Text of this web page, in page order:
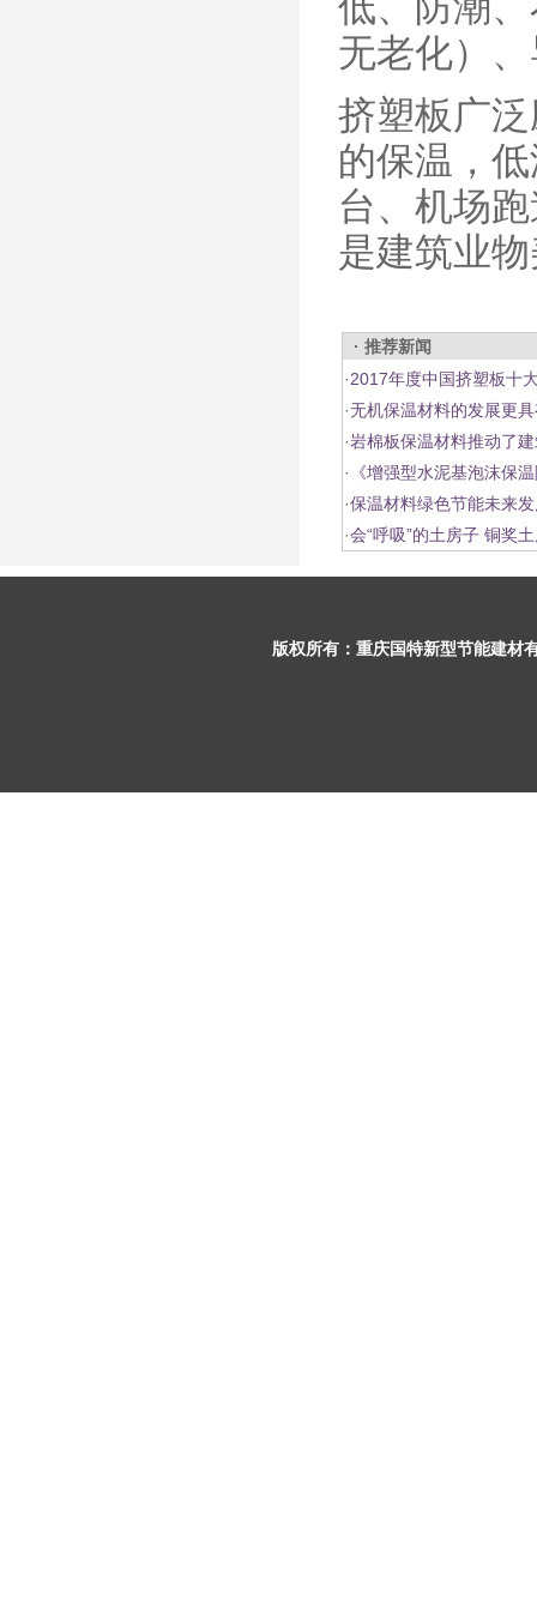
无老化）
挤塑板广
的保温，
台、机场
是建筑业
· 推荐新闻
·2017年度中国挤塑板十
·无机保温材料的发展更
·岩棉板保温材料推动了
·
《增强型水泥基泡沫保
·保温材料绿色节能未来
·会“呼吸”的土房子 铜奖
版权所有： 重庆国特新型节能建材